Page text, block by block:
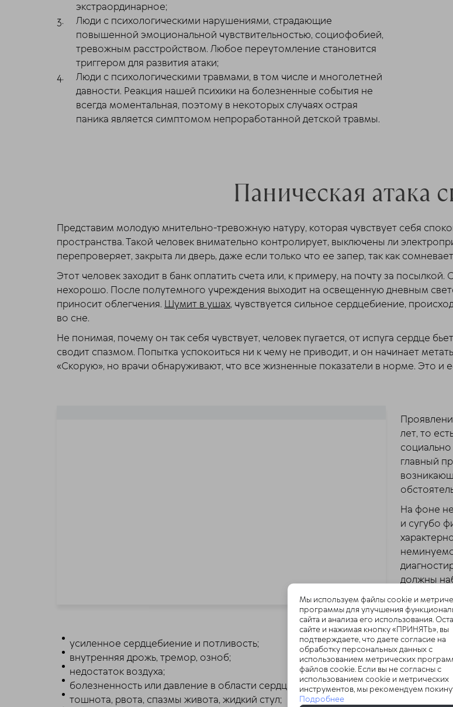
экстраординарное;
Люди с психологическими нарушениями, страдающие
повышенной эмоциональной чувствительностью, социофобией,
тревожным расстройством. Любое переутомление становится
триггером для развития атаки;
Люди с психологическими травмами, в том числе и многолетней
давности. Реакция нашей психики на болезненные события не
всегда моментальная, поэтому в некоторых случаях острая
паника является симптомом непроработанной детской травмы.
Паническая атака
Представим молодую мнительно-тревожную натуру, которая чувствует себя
пространства. Такой человек внимательно контролирует, выключены ли
перепроверяет, закрыта ли дверь, даже если только что ее запер, так как
Этот человек заходит в банк оплатить счета или, к примеру, на почту за
нехорошо. После полутемного учреждения выходит на освещенную дневным
приносит облегчения. Шумит в ушах, чувствуется сильное сердцебиение,
во сне.
Не понимая, почему он так себя чувствует, человек пугается, от испуга сердце
сводит спазмом. Попытка успокоиться ни к чему не приводит, и он начинает
«Скорую», но врачи обнаруживают, что все жизненные показатели в норме. Это и
лет, то
главный
На фоне
и сугубо
должны
симптомов:
усиленное сердцебиение и потливость;
внутренняя дрожь, тремор, озноб;
недостаток воздуха;
болезненность или давление в области сердца;
тошнота, рвота, спазмы живота, жидкий стул;
Мы используем файлы cookie и
программы для улучшения
сайта и анализа его использования.
сайте и нажимая кнопку «ПРИНЯТЬ», вы
подтверждаете, что даете согласие на
обработку персональных данных с
использованием метрических
файлов cookie. Если вы не согласны с
использованием cookie и метрических
инструментов, мы рекомендуем
Подробнее